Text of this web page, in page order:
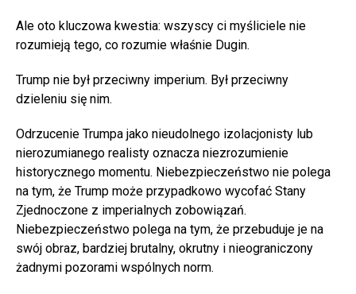
Ale oto kluczowa kwestia: wszyscy ci myśliciele nie
rozumieją tego, co rozumie właśnie Dugin.
Trump nie był przeciwny imperium. Był przeciwny
dzieleniu się nim.
Odrzucenie Trumpa jako nieudolnego izolacjonisty lub
nierozumianego realisty oznacza niezrozumienie
historycznego momentu. Niebezpieczeństwo nie polega
na tym, że Trump może przypadkowo wycofać Stany
Zjednoczone z imperialnych zobowiązań.
Niebezpieczeństwo polega na tym, że przebuduje je na
swój obraz, bardziej brutalny, okrutny i nieograniczony
żadnymi pozorami wspólnych norm.